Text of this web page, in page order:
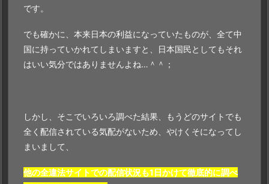
です。
でも確かに、本来日本の利益になっていたものが、全て中
国に持っていかれてしまいますと、日本国民としてもそれ
はいい気分ではありませんよね…＾＾；
しかし、そこでいろいろ調べた結果、もうどのサイトでも
全く配信されている気配がないため、やけくそになってし
まいまして、
他の全違法サイトでの配信状況も1日かけて徹底的に調べ